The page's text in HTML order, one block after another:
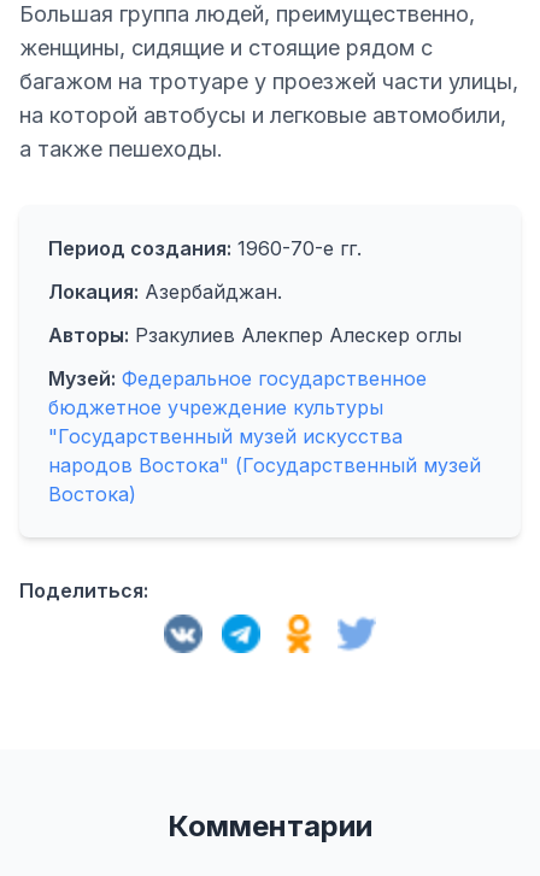
Большая группа людей, преимущественно,
женщины, сидящие и стоящие рядом с
багажом на тротуаре у проезжей части улицы,
на которой автобусы и легковые автомобили,
а также пешеходы.
Период создания: 1960-70-е гг.
Локация: Азербайджан.
Авторы: Рзакулиев Алекпер Алескер оглы
Музей: Федеральное государственное
бюджетное учреждение культуры
"Государственный музей искусства
народов Востока" (Государственный музей
Востока)
Поделиться:
Комментарии